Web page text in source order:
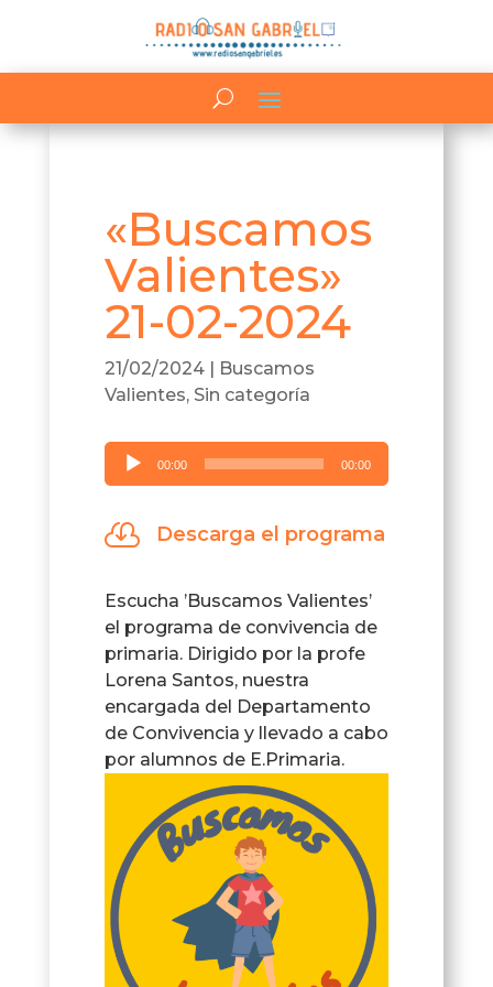
«Buscamos
Valientes»
21-02-2024
21/02/2024| Buscamos
Valientes, Sin categoría
Reproductor
de
00:00 00:00
 Descarga el programa
Escucha ’Buscamos Valientes’
el programa de convivencia de
primaria. Dirigido por la profe
Lorena Santos, nuestra
encargada del Departamento
de Convivencia y llevado a cabo
por alumnos de E.Primaria.